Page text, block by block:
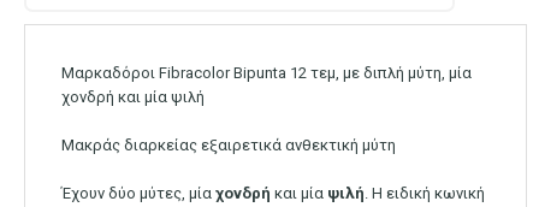
Μαρκαδόροι Fibracolor Bipunta 12 τεμ, με διπλή μύτη, μία
χονδρή και μία ψιλή
Μακράς διαρκείας εξαιρετικά ανθεκτική μύτη
Έχουν δύο μύτες, μία χονδρή και μία ψιλή. Η ειδική κωνική